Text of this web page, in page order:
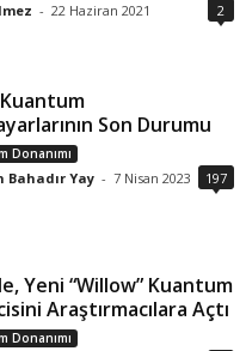
- 22 Haziran 2021 2
Son Durumu
Donanımı
Bahadır Yay - 7 Nisan 2023 197
Yeni “Willow” Kuantum
Araştırmacılara Açtı
Donanımı